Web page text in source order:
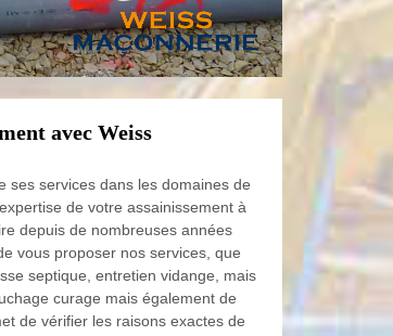
avec Weiss
ses services dans les domaines de
de votre assainissement à
depuis de nombreuses années
vous proposer nos services, que
septique, entretien vidange, mais
curage mais également de
de vérifier les raisons exactes de